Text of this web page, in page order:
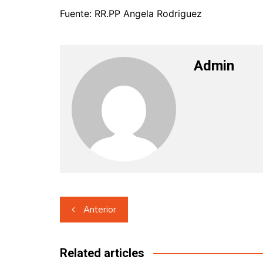
Fuente: RR.PP Angela Rodriguez
Admin
Navegación
de
entradas
Anterior
Related articles